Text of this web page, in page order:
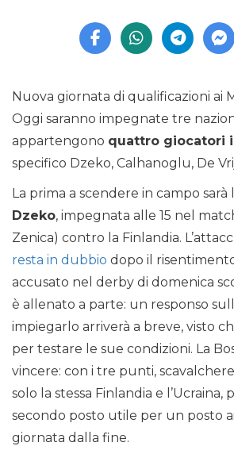
Nuova giornata di qualificazioni ai
Oggi saranno impegnate tre
appartengono quattro giocatori
specifico Dzeko, Calhanoglu, De
La prima a scendere in campo sarà
Dzeko, impegnata alle 15 nel
Zenica) contro la Finlandia.
resta in dubbio dopo il
accusato nel derby di domenica
è allenato a parte: un responso
impiegarlo arriverà a breve, visto
per testare le sue condizioni. La
vincere: con i tre punti,
solo la stessa Finlandia e l’Ucraina,
secondo posto utile per un posto
giornata dalla fine.